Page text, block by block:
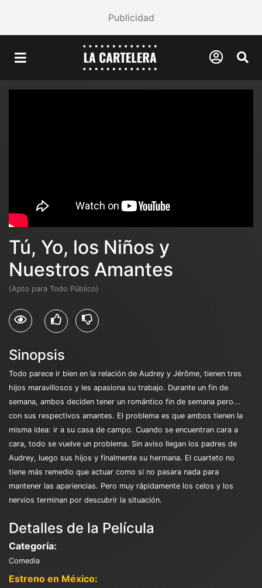
Publicidad
Tú, Yo, los Niños y
Nuestros Amantes
(Apto para Todo Público)
Sinopsis
Todo parece ir bien en la relación de Audrey y Jérôme, tienen tres
hijos maravillosos y les apasiona su trabajo. Durante un fin de
semana, ambos deciden tener un romántico fin de semana pero...
con sus respectivos amantes. El problema es que ambos tienen la
misma idea: ir a su casa de campo. Cuando se encuentran cara a
cara, todo se vuelve un problema. Sin aviso llegan los padres de
Audrey, luego sus hijos y finalmente su hermana. El cuarteto no
tiene más remedio que actuar como si no pasara nada para
mantener las apariencias. Pero muy rápidamente los celos y los
nervios terminan por descubrir la situación.
Detalles de la Película
Categoría:
Comedia
Estreno en México: